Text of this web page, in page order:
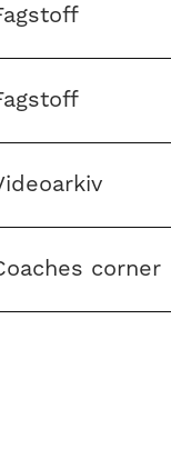
corner